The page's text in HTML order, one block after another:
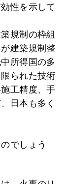
性を示して
規制の枠組
建築規制整
所得国の多
られた技術
工精度、手
日本も多く
でしょう